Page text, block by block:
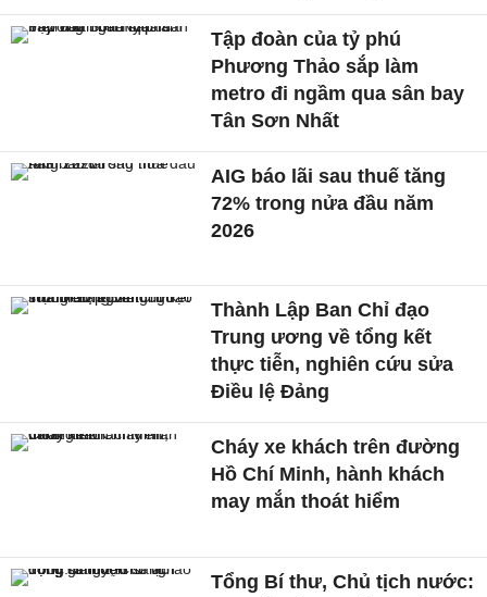
Tập đoàn của tỷ phú
Phương Thảo sắp làm
metro đi ngầm qua sân bay
Tân Sơn Nhất
AIG báo lãi sau thuế tăng
72% trong nửa đầu năm
2026
Thành Lập Ban Chỉ đạo
Trung ương về tổng kết
thực tiễn, nghiên cứu sửa
Điều lệ Đảng
Cháy xe khách trên đường
Hồ Chí Minh, hành khách
may mắn thoát hiểm
Tổng Bí thư, Chủ tịch nước: